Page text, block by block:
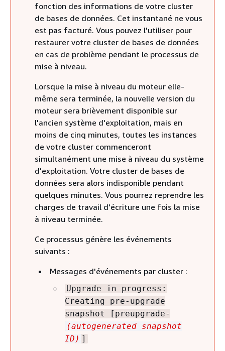
fonction des informations de votre cluster
de bases de données. Cet instantané ne vous
est pas facturé. Vous pouvez l'utiliser pour
restaurer votre cluster de bases de données
en cas de problème pendant le processus de
mise à niveau.
Lorsque la mise à niveau du moteur elle-
même sera terminée, la nouvelle version du
moteur sera brièvement disponible sur
l'ancien système d'exploitation, mais en
moins de cinq minutes, toutes les instances
de votre cluster commenceront
simultanément une mise à niveau du système
d'exploitation. Votre cluster de bases de
données sera alors indisponible pendant
quelques minutes. Vous pourrez reprendre les
charges de travail d'écriture une fois la mise
à niveau terminée.
Ce processus génère les événements
suivants :
Messages d'événements par cluster :
Upgrade in progress:
Creating pre-upgrade
snapshot [preupgrade-
(autogenerated snapshot
ID) ]